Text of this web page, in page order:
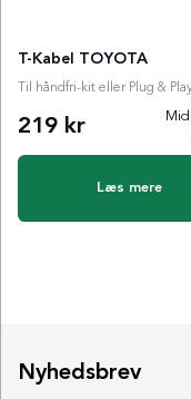
T-Kabel TOYOTA
219 kr
Læs mere
Nyhedsbrev